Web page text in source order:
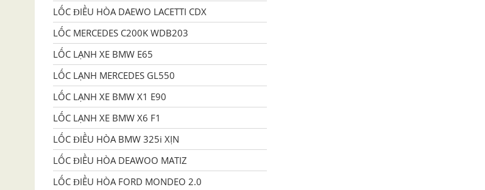
LỐC ĐIỀU HÒA DAEWO LACETTI CDX
LỐC MERCEDES C200K WDB203
LỐC LẠNH XE BMW E65
LỐC LẠNH MERCEDES GL550
LỐC LẠNH XE BMW X1 E90
LỐC LẠNH XE BMW X6 F1
LỐC ĐIỀU HÒA BMW 325i XỊN
LỐC ĐIỀU HÒA DEAWOO MATIZ
LỐC ĐIỀU HÒA FORD MONDEO 2.0